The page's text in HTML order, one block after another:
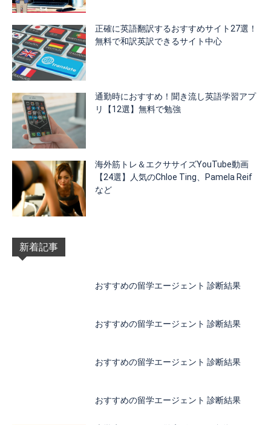
正確に英語翻訳するおすすめサイト27選！
無料で和訳英訳できるサイト中心
通勤時におすすめ！聞き流し英語学習アプ
リ【12選】無料で勉強
海外筋トレ＆エクササイズYouTube動画
【24選】人気のChloe Ting、Pamela Reif
など
新着記事
おすすめの留学エージェント 診断結果
おすすめの留学エージェント 診断結果
おすすめの留学エージェント 診断結果
おすすめの留学エージェント 診断結果